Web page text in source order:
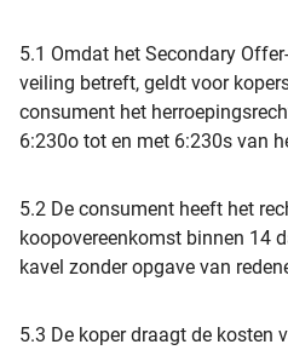
5.1 Omdat het Secondary
veiling betreft, geldt voor
consument het
6:230o tot en met 6:230s van
5.2 De consument heeft het
koopovereenkomst binnen 14
kavel zonder opgave van
5.3 De koper draagt de kosten